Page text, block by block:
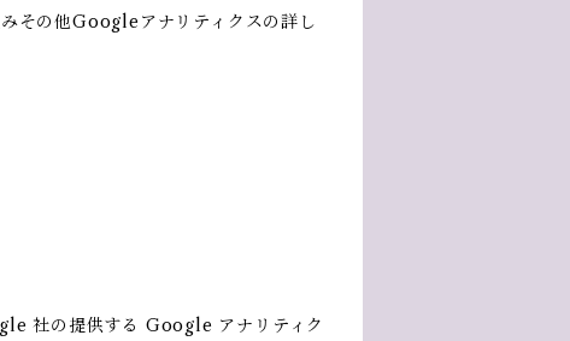
その他Googleアナリティクスの詳し
社の提供する Google アナリティク